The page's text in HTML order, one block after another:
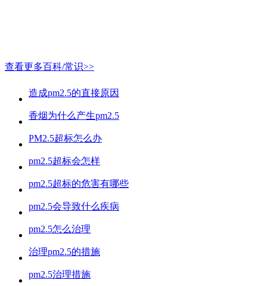
查看更多百科/常识>>
造成pm2.5的直接原因
香烟为什么产生pm2.5
PM2.5超标怎么办
pm2.5超标会怎样
pm2.5超标的危害有哪些
pm2.5会导致什么疾病
pm2.5怎么治理
治理pm2.5的措施
pm2.5治理措施